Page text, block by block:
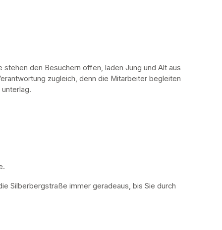
den Besuchern offen, laden Jung und Alt aus
zugleich, denn die Mitarbeiter begleiten
Silberbergstraße immer geradeaus, bis Sie durch